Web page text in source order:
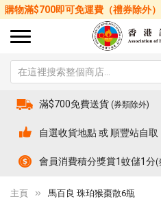
購物滿$700即可免運費（禮券除外
括星期六、日
滿$700免費送貨 (券類除外)
自選收貨地點 或 順豐站自取
會員消費積分獎賞1蚊儲1分(
主頁 馬百良 珠珀猴棗散6瓶